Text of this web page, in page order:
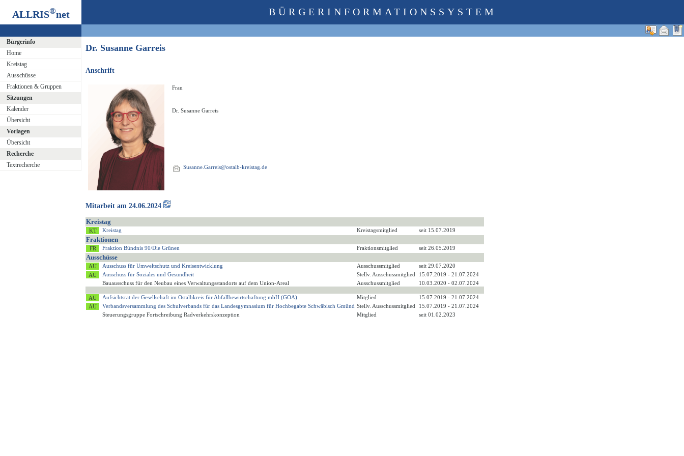
ALLRIS®net
Bürgerinfo
Home
Kreistag
Ausschüsse
Fraktionen & Gruppen
Sitzungen
Kalender
Übersicht
Vorlagen
Übersicht
Recherche
Textrecherche
BÜRGERINFORMATIONSSYSTEM
Dr. Susanne Garreis
Anschrift
Frau
Dr. Susanne Garreis
Susanne.Garreis@ostalb-kreistag.de
Mitarbeit am 24.06.2024
Kreistag
Kreistag Kreistagsmitglied seit 15.07.2019
Fraktionen
Fraktion Bündnis 90/Die Grünen Fraktionsmitglied seit 26.05.2019
Ausschüsse
Ausschuss für Umweltschutz und Kreisentwicklung Ausschussmitglied
seit 29.07.2020
Ausschuss für Soziales und Gesundheit
Stellv. Ausschussmitglied
15.07.2019 - 21.07.2024
Bauausschuss für den Neubau eines Verwaltungsstandorts auf dem Union-Areal
Ausschussmitglied 10.03.2020 - 02.07.2024
Aufsichtsrat der Gesellschaft im Ostalbkreis für Abfallbewirtschaftung mbH (GOA) Mitglied
15.07.2019 - 21.07.2024
Verbandsversammlung des Schulverbands für das Landesgymnasium für Hochbegabte Schwäbisch Gmünd Stellv. Ausschussmitglied
15.07.2019 - 21.07.2024
Steuerungsgruppe Fortschreibung Radverkehrskonzeption
Mitglied seit 01.02.2023